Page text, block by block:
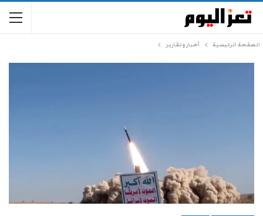
الصفحة الرئيسية أخبار وتقارير